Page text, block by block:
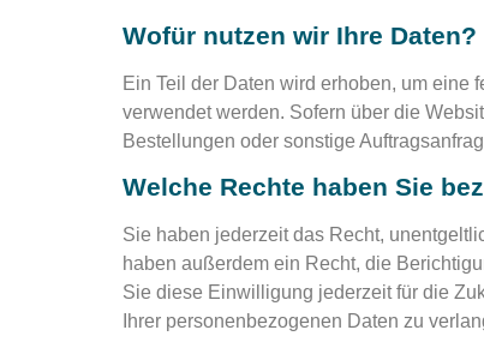
Wofür nutzen wir Ihre Daten?
Ein Teil der Daten wird erhoben, um eine
verwendet werden. Sofern über die
Bestellungen oder sonstige
Welche Rechte haben Sie
Sie haben jederzeit das Recht,
haben außerdem ein Recht, die
Sie diese Einwilligung jederzeit für die
Ihrer personenbezogenen Daten zu